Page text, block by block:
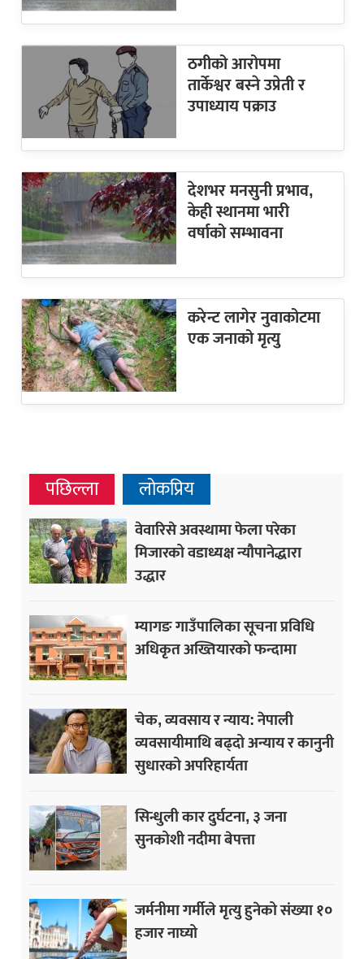
ठगीको आरोपमा
तार्केश्वर बस्ने उप्रेती र
उपाध्याय पक्राउ
देशभर मनसुनी प्रभाव,
केही स्थानमा भारी
वर्षाको सम्भावना
करेन्ट लागेर नुवाकोटमा
एक जनाको मृत्यु
पछिल्ला लोकप्रिय
वेवारिसे अवस्थामा फेला परेका
मिजारको वडाध्यक्ष न्यौपानेद्धारा
उद्धार
म्यागङ गाउँपालिका सूचना प्रविधि
अधिकृत अख्तियारको फन्दामा
चेक, व्यवसाय र न्याय: नेपाली
व्यवसायीमाथि बढ्दो अन्याय र कानुनी
सुधारको अपरिहार्यता
सिन्धुली कार दुर्घटना, ३ जना
सुनकोशी नदीमा बेपत्ता
जर्मनीमा गर्मीले मृत्यु हुनेको संख्या १०
हजार नाघ्यो